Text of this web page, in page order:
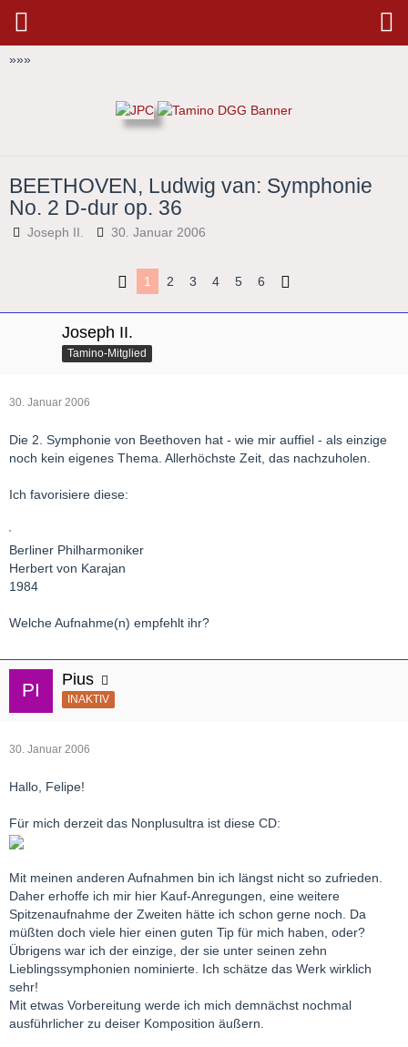
»»»
BEETHOVEN, Ludwig van: Symphonie
No. 2 D-dur op. 36
Joseph II. 30. Januar 2006
1 2 3 4 5 6
Joseph II.
Tamino-Mitglied
30. Januar 2006
Die 2. Symphonie von Beethoven hat - wie mir auffiel - als einzige
noch kein eigenes Thema. Allerhöchste Zeit, das nachzuholen.
Ich favorisiere diese:
Berliner Philharmoniker
Herbert von Karajan
1984
Welche Aufnahme(n) empfehlt ihr?
Pius
INAKTIV
30. Januar 2006
Hallo, Felipe!
Für mich derzeit das Nonplusultra ist diese CD:
Mit meinen anderen Aufnahmen bin ich längst nicht so zufrieden.
Daher erhoffe ich mir hier Kauf-Anregungen, eine weitere
Spitzenaufnahme der Zweiten hätte ich schon gerne noch. Da
müßten doch viele hier einen guten Tip für mich haben, oder?
Übrigens war ich der einzige, der sie unter seinen zehn
Lieblingssymphonien nominierte. Ich schätze das Werk wirklich
sehr!
Mit etwas Vorbereitung werde ich mich demnächst nochmal
ausführlicher zu deiser Komposition äußern.